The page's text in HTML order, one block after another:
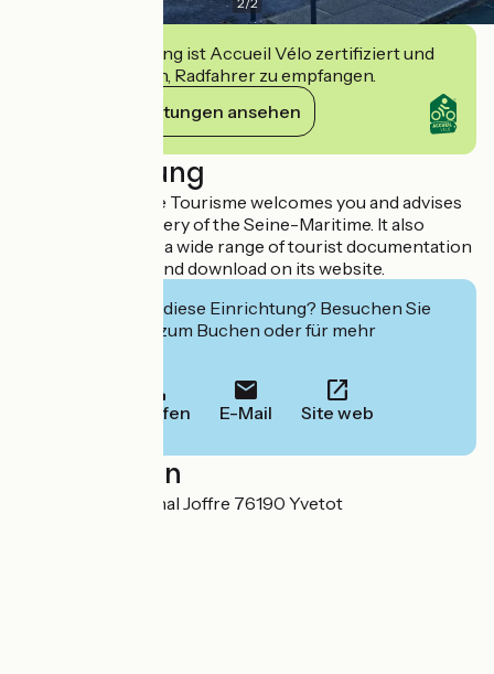
Diese Einrichtung ist Accueil Vélo zertifiziert und
verpflichtet sich, Radfahrer zu empfangen.
Ihre Verpflichtungen ansehen
Beschreibung
Yvetot Normandie Tourisme welcomes you and advises
you in your discovery of the Seine-Maritime. It also
provides you with a wide range of tourist documentation
that you can find and download on its website.
Interessiert Sie diese Einrichtung? Besuchen Sie
deren Website zum Buchen oder für mehr
Anrufen E-Mail Site web
Localisation
8 Place du Marechal Joffre 76190 Yvetot